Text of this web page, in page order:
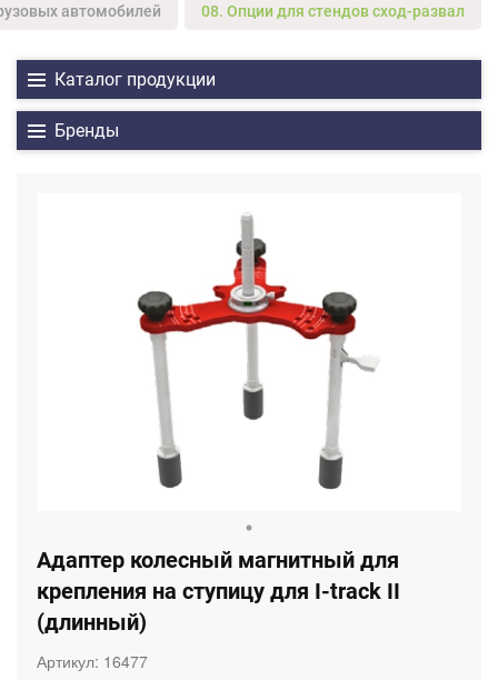
автомобилей 08. Опции для стендов сход-развал
Каталог продукции
Бренды
Адаптер колесный магнитный для
крепления на ступицу для I-track II
(длинный)
Артикул: 16477